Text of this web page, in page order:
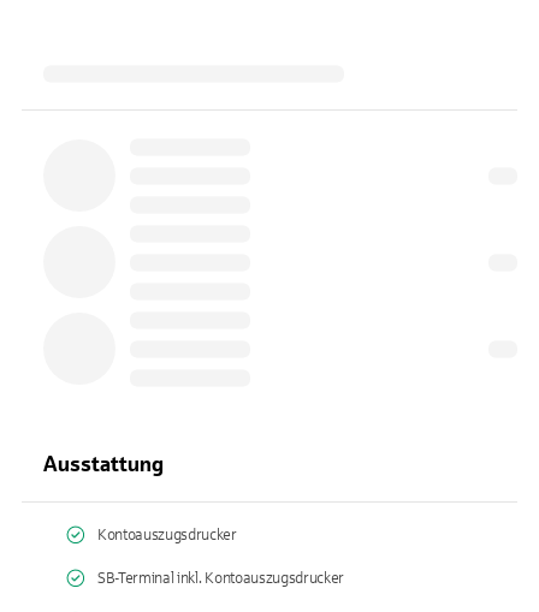
Ausstattung
Kontoauszugsdrucker
SB-Terminal inkl. Kontoauszugsdrucker